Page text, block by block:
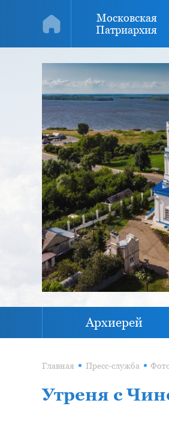
Московская
Патриархия
Архиерей
Главная Пресс-служба
Утреня с